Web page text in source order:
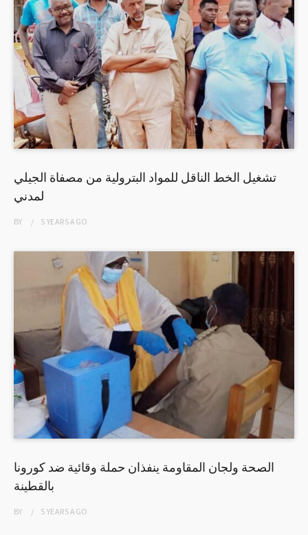
تشغيل الخط الناقل للمواد البترولية من مصفاة الجيلي
لمدني
BY 5 YEARSAGO
الصحة ولجان المقاومة ينفذان حملة وقائية ضد كورونا
بالقطينة
BY 5 YEARSAGO